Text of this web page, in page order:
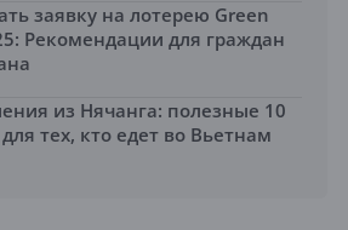
заявку на лотерею Green
Рекомендации для граждан
из Нячанга: полезные 10
тех, кто едет во Вьетнам